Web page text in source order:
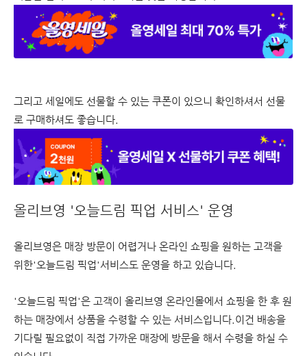
그리고 세일에도 선물할 수 있는 쿠폰이 있으니 확인하셔서 선물
로 구매하셔도 좋습니다.
올리브영 '오늘드림 픽업 서비스' 운영
올리브영은 매장 방문이 어렵거나 온라인 쇼핑을 원하는 고객을
위한'오늘드림 픽업'서비스도 운영을 하고 있습니다.
'오늘드림 픽업'은 고객이 올리브영 온라인몰에서 쇼핑을 한 후 원
하는 매장에서 상품을 수령할 수 있는 서비스입니다. 이건 배송을
기다릴 필요없이 직접 가까운 매장에 방문을 해서 수령을 하실 수